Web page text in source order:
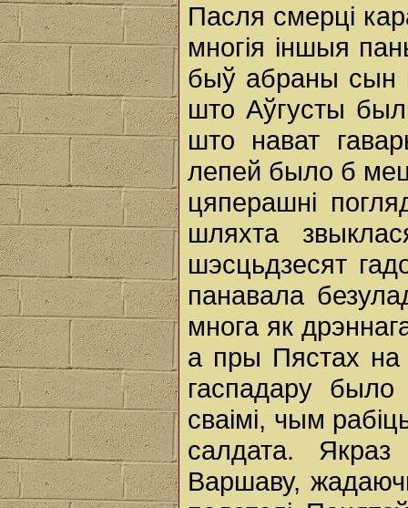
Пасля смерці
многія іншыя
быў абраны сын
што Аўгусты
што нават
лепей было б
цяперашні
шляхта
шэсцьдзесят
панавала
многа як
а пры Пястах на
гаспадару
сваімі, чым
салдата.
Варшаву,